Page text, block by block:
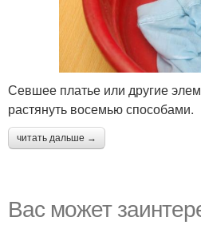
Севшее платье или другие
растянуть восемью способами.
читать дальше →
Вас может